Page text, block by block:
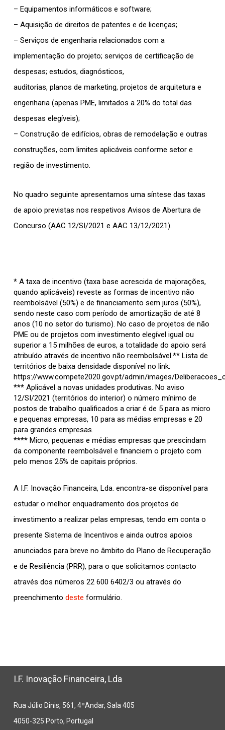
– Equipamentos informáticos e software;
– Aquisição de direitos de patentes e de licenças;
– Serviços de engenharia relacionados com a
implementação do projeto; serviços de certificação de
despesas; estudos, diagnósticos,
auditorias, planos de marketing, projetos de arquitetura e
engenharia (apenas PME, limitados a 20% do total das
despesas elegíveis);
– Construção de edifícios, obras de remodelação e outras
construções, com limites aplicáveis conforme setor e
região de investimento.
No quadro seguinte apresentamos uma síntese das taxas
de apoio previstas nos respetivos Avisos de Abertura de
Concurso (AAC 12/SI/2021 e AAC 13/12/2021).
* A taxa de incentivo (taxa base acrescida de majorações,
quando aplicáveis) reveste as formas de incentivo não
reembolsável (50%) e de financiamento sem juros (50%),
sendo neste caso com período de amortização de até 8
anos (10 no setor do turismo). No caso de projetos de não
PME ou de projetos com investimento elegível igual ou
superior a 15 milhões de euros, a totalidade do apoio será
atribuído através de incentivo não reembolsável.** Lista de
territórios de baixa densidade disponível no link:
https://www.compete2020.gov.pt/admin/images/
*** Aplicável a novas unidades produtivas. No aviso
12/SI/2021 (territórios do interior) o número mínimo de
postos de trabalho qualificados a criar é de 5 para as micro
e pequenas empresas, 10 para as médias empresas e 20
para grandes empresas.
**** Micro, pequenas e médias empresas que prescindam
da componente reembolsável e financiem o projeto com
pelo menos 25% de capitais próprios.
A I.F. Inovação Financeira, Lda. encontra-se disponível para
estudar o melhor enquadramento dos projetos de
investimento a realizar pelas empresas, tendo em conta o
presente Sistema de Incentivos e ainda outros apoios
anunciados para breve no âmbito do Plano de Recuperação
e de Resiliência (PRR), para o que solicitamos contacto
através dos números 22 600 6402/3 ou através do
preenchimento deste formulário.
I.F. Inovação Financeira, Lda
Rua Júlio Dinis, 561, 4ºAndar, Sala 405
4050-325 Porto, Portugal